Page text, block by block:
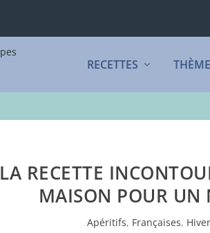
RECETTES
LA RECETTE
MAISON POUR UN
Apéritifs, Françaises, Hiver